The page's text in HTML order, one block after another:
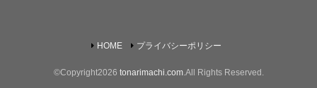
HOME プライバシーポリシー
©Copyright2026 tonarimachi.com.All Rights Reserved.